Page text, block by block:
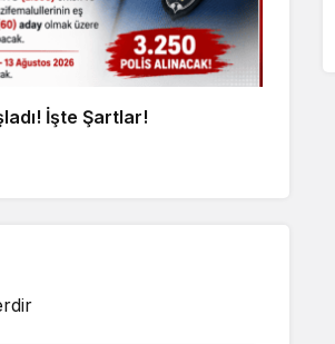
İşte Şartlar!